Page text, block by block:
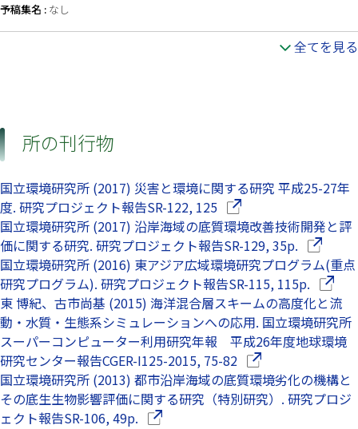
予稿集名 : なし
全てを見る
所の刊行物
国立環境研究所 (2017) 災害と環境に関する研究 平成25-27年
度. 研究プロジェクト報告SR-122, 125（別ウインドウで開き
国立環境研究所 (2017) 沿岸海域の底質環境改善技術開発と評
価に関する研究. 研究プロジェクト報告SR-129, 35p. （別ウ
国立環境研究所 (2016) 東アジア広域環境研究プログラム(重点
研究プログラム). 研究プロジェクト報告SR-115, 115p. （別
東 博紀、古市尚基 (2015) 海洋混合層スキームの高度化と流
動・水質・生態系シミュレーションへの応用. 国立環境研究所
スーパーコンピューター利用研究年報 平成26年度地球環境
研究センター報告CGER-I125-2015, 75-82（別ウインドウで開
国立環境研究所 (2013) 都市沿岸海域の底質環境劣化の機構と
その底生生物影響評価に関する研究（特別研究）. 研究プロジ
ェクト報告SR-106, 49p. （別ウインドウで開きます）